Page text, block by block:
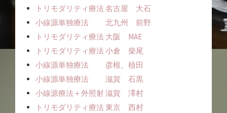
トリモダリティ療法 名古屋 大石
小線源単独療法 北九州 前野
トリモダリティ療法 大阪 MAE
トリモダリティ療法 小倉 柴尾
小線源単独療法 彦根、植田
小線源単独療法 滋賀 石黒
小線源療法＋外照射 滋賀 澤村
トリモダリティ療法 東京 西村